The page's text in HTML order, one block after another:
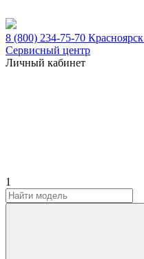
8 (800) 234-75-70 Красноярск
Сервисный центр
Личный кабинет
1